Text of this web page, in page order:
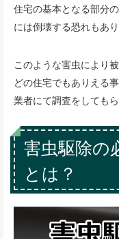
住宅の基本となる部分
には倒壊する恐れもあり
このような害虫により被
どの住宅でもありえる
業者にて調査をしてもら
害虫駆除の
とは？